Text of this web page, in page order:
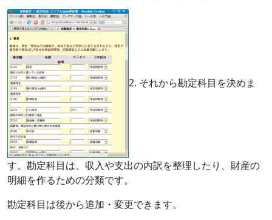
2. それから勘定科目を決めま
す。勘定科目は、収入や支出の内訳を整理したり、財産の
明細を作るための分類です。
勘定科目は後から追加・変更できます。